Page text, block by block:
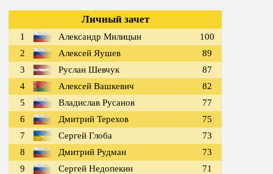
Личный зачет
1 Александр Милицын
100
2
Алексей Яушев
89
3
Руслан Шевчук
87
4
Алексей Вашкевич
82
5
Владислав Русанов
77
6
Дмитрий Терехов
75
7
Сергей Глоба
73
8
Дмитрий Рудман
73
9
Сергей Недопекин
71